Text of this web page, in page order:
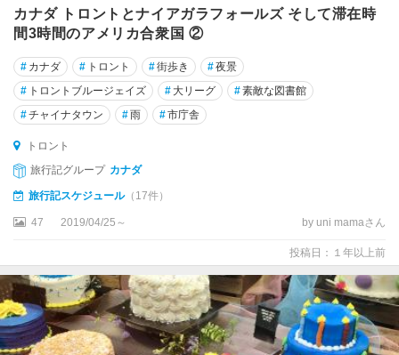
ト
ン
ブ
ラ
ン
プ
ト
ブ
ッ
シ
ュ
コ
ロ
カナダ トロントとナイアガラフォールズ そして滞在時
間3時間のアメリカ合衆国 ②
# カナダ # トロント #街歩き #夜景
# トロントブルージェイズ # 大リーグ #素敵な図書館
#チャイナタウン #雨 #市庁舎
トロント
旅行記グループ カナダ
旅行記スケジュール（17件）
47 2019/04/25～ by uni mamaさん
投稿日：１年以上前